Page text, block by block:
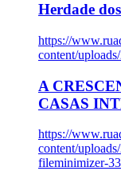
Herdade
https://
content/
A
CASAS
https://
content/
fileminimizer-